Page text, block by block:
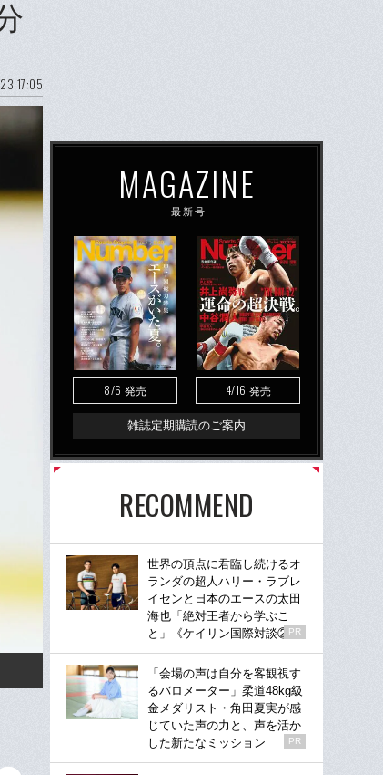
17:05
MAGAZINE
最新号
8/6 発売 4/16 発売
雑誌定期購読のご案内
RECOMMEND
世界の頂点に君臨し続けるオ
ランダの超人ハリー・ラブレ
イセンと日本のエースの太田
海也「絶対王者から学ぶこ
と」《ケイリン国際対談②》
PR
「会場の声は自分を客観視す
るバロメーター」柔道48kg級
金メダリスト・角田夏実が感
じていた声の力と、声を活か
した新たなミッション
PR